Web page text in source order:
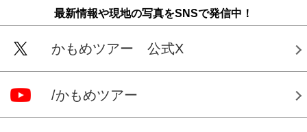
最新情報や現地の写真をSNSで発信中！
かもめツアー 公式X
/かもめツアー